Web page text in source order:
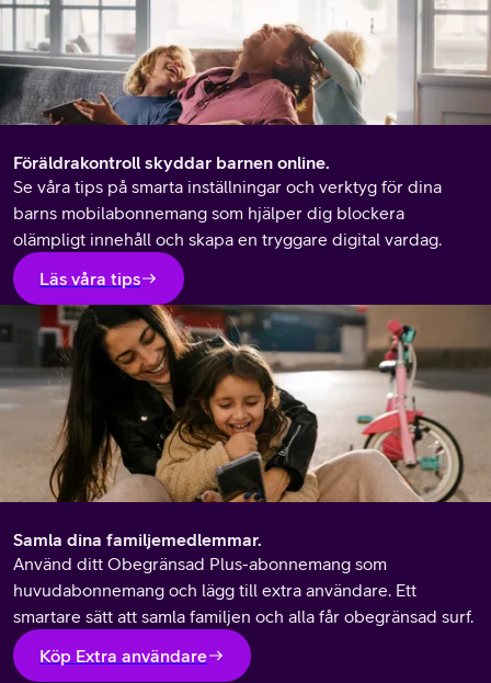
Föräldrakontroll skyddar barnen online.
Se våra tips på smarta inställningar och verktyg för dina
barns mobilabonnemang som hjälper dig blockera
olämpligt innehåll och skapa en tryggare digital vardag.
Läs våra tips
Samla dina familjemedlemmar.
Använd ditt Obegränsad Plus-abonnemang som
huvudabonnemang och lägg till extra användare. Ett
smartare sätt att samla familjen och alla får obegränsad surf.
Köp Extra användare